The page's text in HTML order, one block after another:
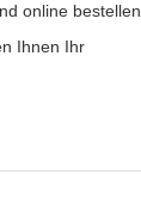
online bestellen.
Ihnen Ihr